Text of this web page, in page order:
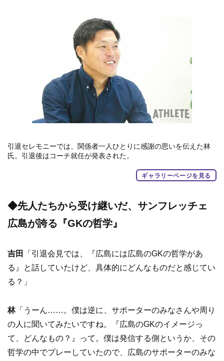
引退セレモニーでは、関係者一人ひとりに感謝の思いを伝えた林
氏。引退後はコーチ就任が発表された。
ギャラリーページを見る
◆先人たちから受け継いだ、サンフレッチェ
広島が誇る『GKの哲学』
吉田
「引退会見では、『広島には広島のGKの哲学があ
る』と話していたけど、具体的にどんなものだと感じてい
る？」
林「うーん……。僕は逆に、サポーターのみなさんや周り
の人に聞いてみたいですね。『広島のGKのイメージっ
て、どんなもの？』って。僕は発信する側というか、その
哲学の中でプレーしていたので、広島のサポーターのみな